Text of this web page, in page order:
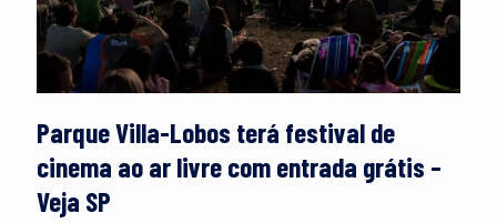
Parque Villa-Lobos terá festival de
cinema ao ar livre com entrada grátis –
Veja SP